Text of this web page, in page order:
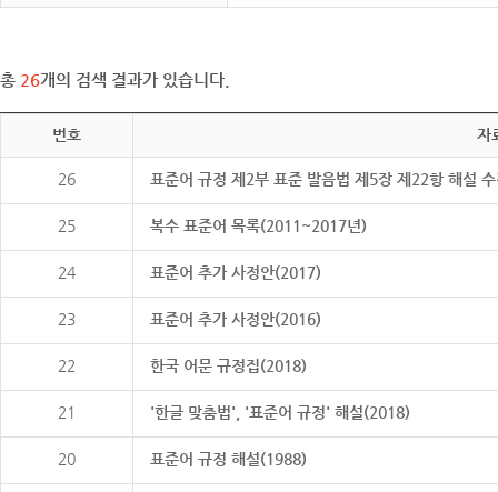
총 26개의 검색 결과가 있습니다.
번호 자
26 표준어 규정 제2부 표준 발음법 제5장 제22항 해설
25 복수 표준어 목록(2011~2017년)
24 표준어 추가 사정안(2017)
23 표준어 추가 사정안(2016)
22 한국 어문 규정집(2018)
21 '한글 맞춤법', '표준어 규정' 해설(2018)
20 표준어 규정 해설(1988)